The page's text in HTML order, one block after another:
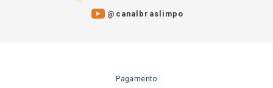
@canalbraslimpo​
Pagamento